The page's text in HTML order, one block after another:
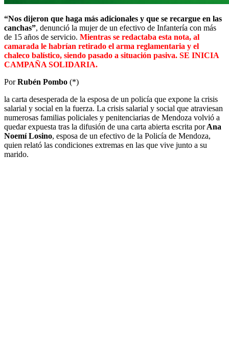
“Nos dijeron que haga más adicionales y que se recargue en las
canchas”, denunció la mujer de un efectivo de Infantería con más
de 15 años de servicio. Mientras se redactaba esta nota, al
camarada le habrían retirado el arma reglamentaria y el
chaleco balístico, siendo pasado a situación pasiva. SE INICIA
CAMPAÑA SOLIDARIA.
PorRubén Pombo (*)
la carta desesperada de la esposa de un policía que expone la crisis
salarial y social en la fuerza. La crisis salarial y social que atraviesan
numerosas familias policiales y penitenciarias de Mendoza volvió a
quedar expuesta tras la difusión de una carta abierta escrita porAna
Noemí Losino, esposa de un efectivo de la Policía de Mendoza,
quien relató las condiciones extremas en las que vive junto a su
marido.